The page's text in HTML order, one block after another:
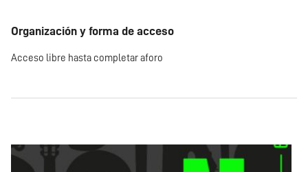
Organización y forma de acceso
Acceso libre hasta completar aforo